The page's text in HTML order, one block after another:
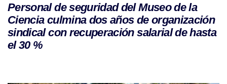
Personal de seguridad del Museo de la
Ciencia culmina dos años de organización
sindical con recuperación salarial de hasta
el 30 %